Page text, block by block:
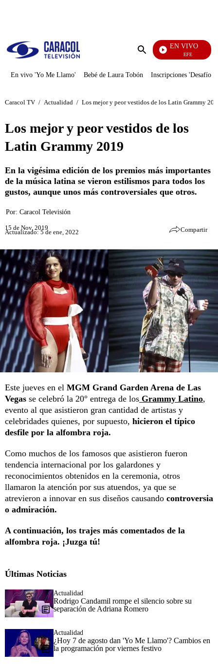
Enviar
EN VIVO
En vivo 'Yo Me Llamo' Bebé de Laura Tobón Inscripciones 'Desafío'
Caracol TV / Actualidad / Los mejor y peor vestidos de los Latin Grammy
Los mejor y peor vestidos de los
Latin Grammy 2019
En la vigésima edición de los premios más importantes
de la música latina se vieron estilismos para todos los
gustos, aunque unos más controversiales que otros.
Por: Caracol Televisión
15 de Nov, 2019
Actualizado: 5 de ene, 2022 Compartir
Este jueves en el MGM Grand Garden Arena de Las
Vegas se celebró la 20° entrega de los Grammy Latino,
evento al que asistieron gran cantidad de artistas y
celebridades quienes, por supuesto, hicieron el típico
desfile por la alfombra roja.
Como muchos de los famosos que asistieron fueron
tendencia internacional por los galardones y
reconocimientos obtenidos en la ceremonia, otros
llamaron la atención por sus atuendos, ya que se
atrevieron a innovar en sus diseños causando controversia
o admiración.
A continuación, los trajes más comentados de la
alfombra roja. ¡Juzga tú!
Últimas Noticias
Actualidad
Rodrigo Candamil rompe el silencio sobre su
separación de Adriana Romero
Actualidad
¿Hoy 7 de agosto dan 'Yo Me Llamo'? Cambios en
la programación por viernes festivo